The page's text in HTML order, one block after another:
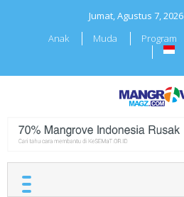
Jumat, Agustus 7, 2026
Anak
Muda Program